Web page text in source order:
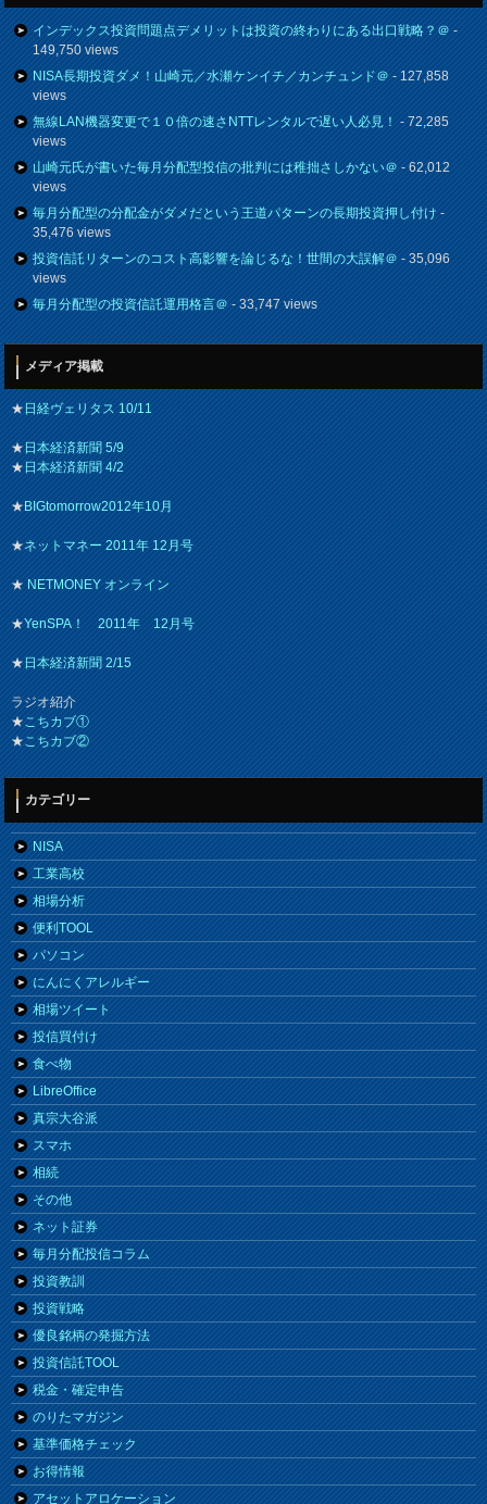
インデックス投資問題点デメリットは投資の終わりにある出口戦略？＠-
149,750 views
NISA長期投資ダメ！山崎元／水瀬ケンイチ／カンチュンド＠- 127,858
views
無線LAN機器変更で１０倍の速さNTTレンタルで遅い人必見！- 72,285
views
山崎元氏が書いた毎月分配型投信の批判には稚拙さしかない＠- 62,012
views
毎月分配型の分配金がダメだという王道パターンの長期投資押し付け-
35,476 views
投資信託リターンのコスト高影響を論じるな！世間の大誤解＠- 35,096
views
毎月分配型の投資信託運用格言＠- 33,747 views
メディア掲載
★日経ヴェリタス 10/11
★日本経済新聞 5/9
★日本経済新聞 4/2
★BIGtomorrow2012年10月
★ネットマネー 2011年 12月号
★NETMONEY オンライン
★YenSPA！ 2011年 12月号
★日本経済新聞 2/15
ラジオ紹介
★こちカブ①
★こちカブ②
カテゴリー
NISA
工業高校
相場分析
便利TOOL
パソコン
にんにくアレルギー
相場ツイート
投信買付け
食べ物
LibreOffice
真宗大谷派
スマホ
相続
その他
ネット証券
毎月分配投信コラム
投資教訓
投資戦略
優良銘柄の発掘方法
投資信託TOOL
税金・確定申告
のりたマガジン
基準価格チェック
お得情報
アセットアロケーション